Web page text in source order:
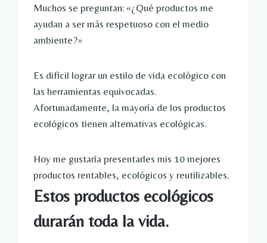
Muchos se preguntan: «¿Qué productos me
ayudan a ser más respetuoso con el medio
ambiente?»
Es difícil lograr un estilo de vida ecológico con
las herramientas equivocadas.
Afortunadamente, la mayoría de los productos
ecológicos tienen alternativas ecológicas.
Hoy me gustaría presentarles mis 10 mejores
productos rentables, ecológicos y reutilizables.
Estos productos ecológicos
durarán toda la vida.